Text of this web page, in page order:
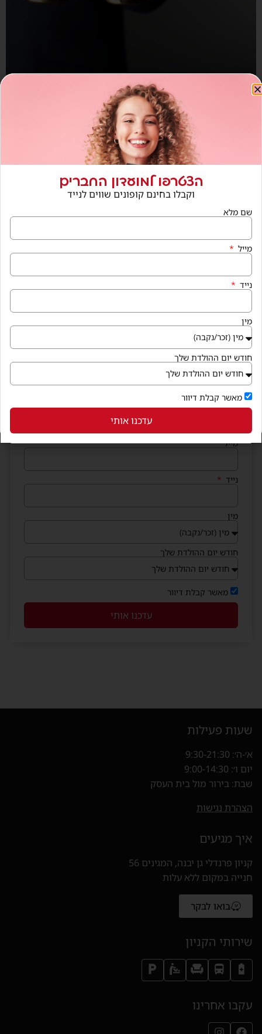
חנויות נוספות בתחום
הצטרפו למועדון החברים
וקבלו בחינם קופונים שווים לנייד
שם מלא
מייל
נייד
מין
חודש יום ההולדת שלך
מאשר קבלת דיוור
עדכנו אותי
שעות פעילות
א׳-ה׳: 9:30-21:30
יום ו׳: 9:00-14:30
שבת: בירור מול בית העסק
הצהרת נגישות
איך מגיעים
קניון פרנדלי גן יבנה, המגינים 56
חנייה במקום ללא עלות
בואו לבקר
(נפתח בחלון חדש)
שירותי הקניון
עקבו אחרינו
הצטרפו למועדון החברים
וקבלו בחינם קופונים שווים לנייד
שם מלא
מייל
נייד
מין
חודש יום ההולדת שלך
מאשר קבלת דיוור
עדכנו אותי